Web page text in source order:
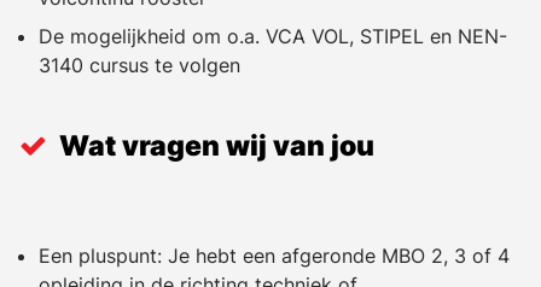
De mogelijkheid om o.a. VCA VOL, STIPEL en NEN-
3140 cursus te volgen
Wat vragen wij van jou
Een pluspunt: Je hebt een afgeronde MBO 2, 3 of 4